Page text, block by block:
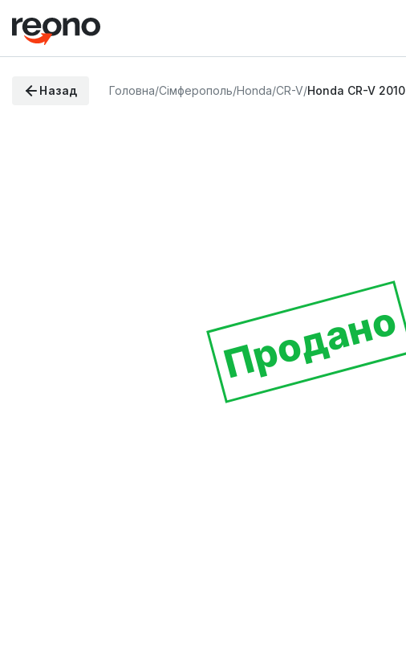
Назад Головна/Сімферополь/Honda/CR-V/Honda CR-V 2010
Продано